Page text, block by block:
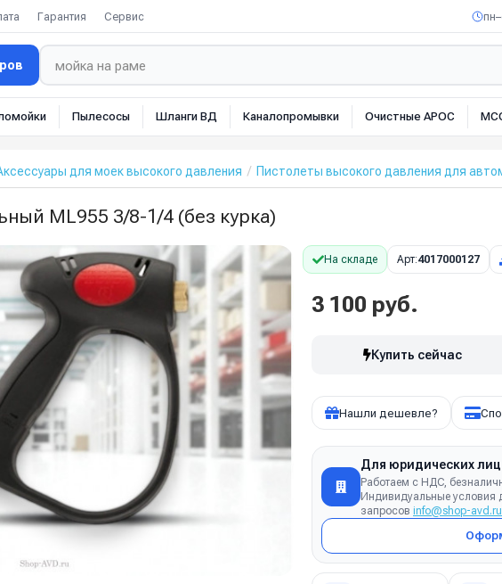
Гарантия Сервис
Пылесосы Шланги ВД Каналопромывки Очистные АРОС
для моек высокого давления Пистолеты высокого давления для
ML955 3/8-1/4 (без курка)
На складе Арт:4017000127
3 100 руб.
Купить сейчас
Нашли дешевле?
Для юридических лиц
Работаем с НДС,
Индивидуальные условия
запросов info@shop-avd.ru